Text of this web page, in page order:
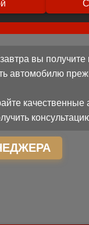
вы
автомобилю
качественные